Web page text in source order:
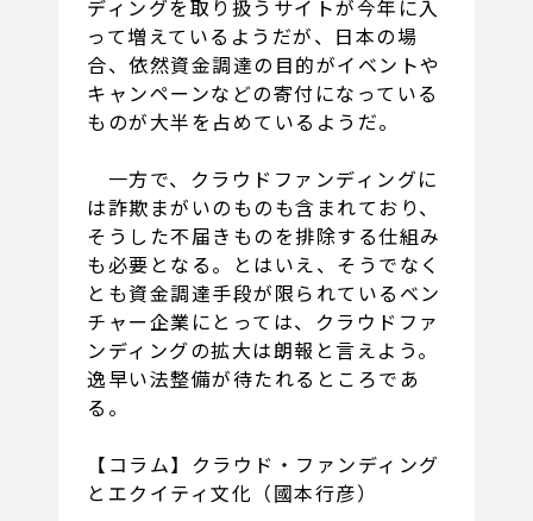
ディングを取り扱うサイトが今年に入
って増えているようだが、日本の場
合、依然資金調達の目的がイベントや
キャンペーンなどの寄付になっている
ものが大半を占めているようだ。
一方で、クラウドファンディングに
は詐欺まがいのものも含まれており、
そうした不届きものを排除する仕組み
も必要となる。とはいえ、そうでなく
とも資金調達手段が限られているベン
チャー企業にとっては、クラウドファ
ンディングの拡大は朗報と言えよう。
逸早い法整備が待たれるところであ
る。
【コラム】 クラウド・ファンディング
とエクイティ文化（國本行彦）